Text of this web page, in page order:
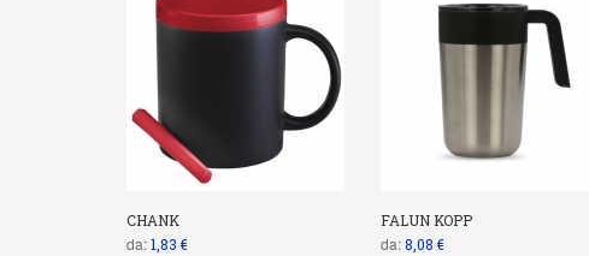
CHANK
da:1,83 €
FALUN KOPP
da:8,08 €